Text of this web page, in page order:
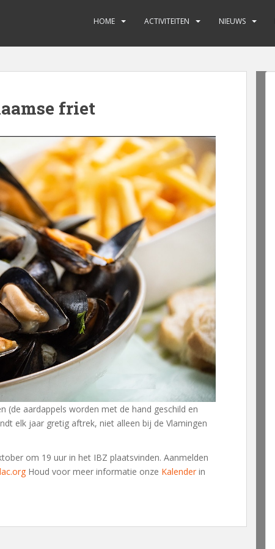
HOME ACTIVITEITEN NIEUWS
friet
(de aardappels worden met de hand geschild en
elk jaar gretig aftrek, niet alleen bij de Vlamingen
om 19 uur in het IBZ plaatsvinden. Aanmelden
Houd voor meer informatie onze Kalender in